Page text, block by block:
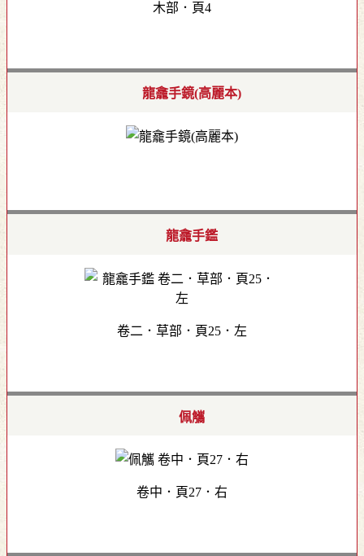
木部．頁4
龍龕手鏡(高麗本)
龍龕手鑑
卷二．草部．頁25．左
佩觿
卷中．頁27．右